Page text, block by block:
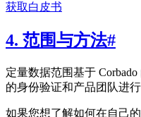
获取白皮书
4. 范围与方法#
定量数据范围基于
的身份验证和产品团队进
如果您想了解如何在自己